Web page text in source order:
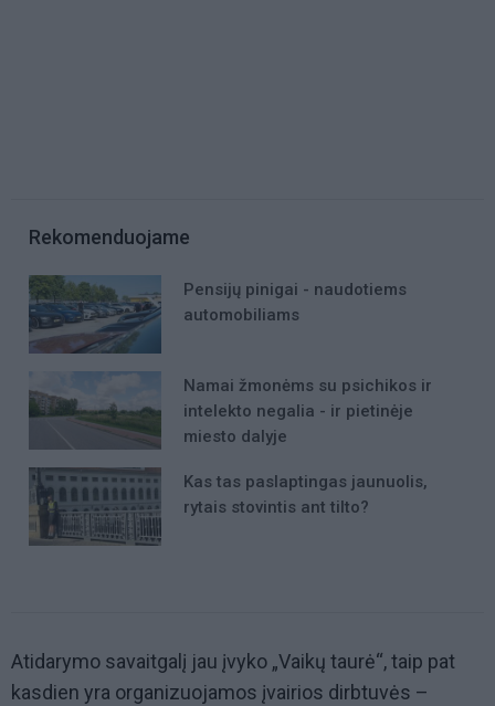
Rekomenduojame
Pensijų pinigai - naudotiems
automobiliams
Namai žmonėms su psichikos ir
intelekto negalia - ir pietinėje
miesto dalyje
Kas tas paslaptingas jaunuolis,
rytais stovintis ant tilto?
Atidarymo savaitgalį jau įvyko „Vaikų taurė“, taip pat
kasdien yra organizuojamos įvairios dirbtuvės –